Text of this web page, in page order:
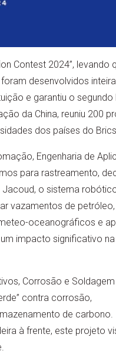
Contest 2024”, levando
desenvolvidos
e garantiu o segundo
da China, reuniu 200
dos países do
Engenharia de
para rastreamento,
o sistema
vazamentos de petróleo,
oceanográficos e
impacto significativo na
Corrosão e Soldagem
contra corrosão,
de carbono.
à frente, este projeto